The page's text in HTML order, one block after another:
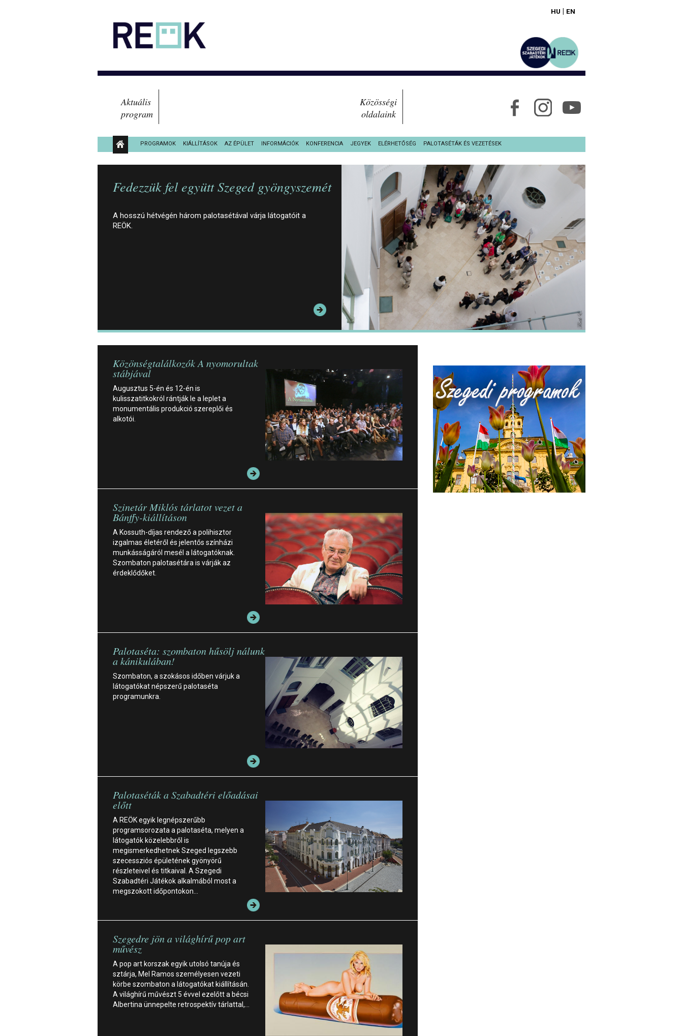
Aktuális
program
Közösségi
oldalaink
HU | EN
PROGRAMOK KIÁLLÍTÁSOK AZ ÉPÜLET INFORMÁCIÓK KONFERENCIA JEGYEK ELÉRHETŐSÉG PALOTASÉTÁK ÉS VEZETÉSEK
KÖZÉRDEKŰ ADATOK
Fedezzük fel együtt Szeged gyöngyszemét
A hosszú hétvégén három palotasétával várja látogatóit a
REÖK.
Közönségtalálkozók A nyomorultak
stábjával
Augusztus 5-én és 12-én is
kulisszatitkokról rántják le a leplet a
monumentális produkció szereplői és
alkotói.
Szinetár Miklós tárlatot vezet a
Bánffy-kiállításon
A Kossuth-díjas rendező a polihisztor
izgalmas életéről és jelentős színházi
munkásságáról mesél a látogatóknak.
Szombaton palotasétára is várják az
érdeklődőket.
Palotaséta: szombaton hűsölj nálunk
a kánikulában!
Szombaton, a szokásos időben várjuk a
látogatókat népszerű palotaséta
programunkra.
Palotaséták a Szabadtéri előadásai
előtt
A REÖK egyik legnépszerűbb
programsorozata a palotaséta, melyen a
látogatók közelebbről is
megismerkedhetnek Szeged legszebb
szecessziós épületének gyönyörű
részleteivel és titkaival. A Szegedi
Szabadtéri Játékok alkalmából most a
megszokott időpontokon…
Szegedre jön a világhírű pop art
művész
A pop art korszak egyik utolsó tanúja és
sztárja, Mel Ramos személyesen vezeti
körbe szombaton a látogatókat kiállításán.
A világhírű művészt 5 évvel ezelőtt a bécsi
Albertina ünnepelte retrospektív tárlattal,…